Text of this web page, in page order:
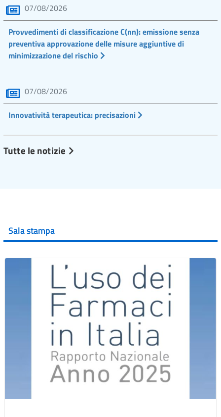
07/08/2026
Provvedimenti di classificazione C(nn): emissione senza
preventiva approvazione delle misure aggiuntive di
minimizzazione del rischio
07/08/2026
Innovatività terapeutica: precisazioni
Tutte le notizie
Sala stampa